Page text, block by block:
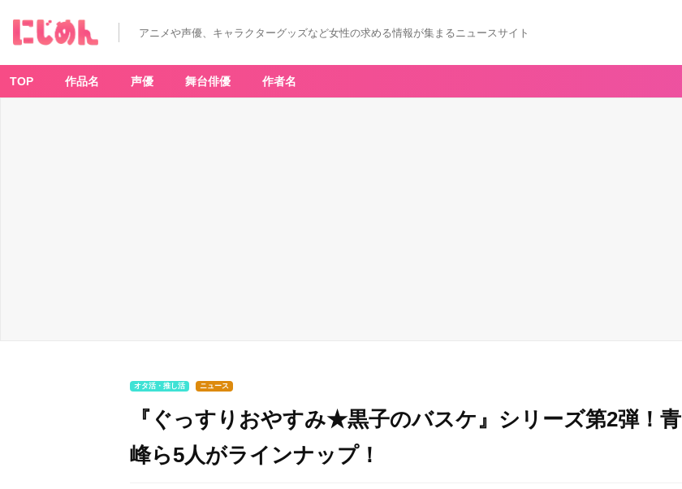
アニメや声優、キャラクターグッズなど女性の求める情報が集まるニュースサイト
TOP 作品名 声優 舞台俳優 作者名
オタ活・推し活 ニュース
『ぐっすりおやすみ★黒子のバスケ』シリーズ第2弾！青
峰ら5人がラインナップ！